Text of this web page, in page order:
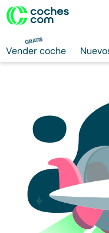
GRATIS
Vender coche